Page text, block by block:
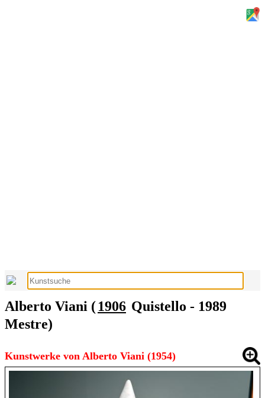
Alberto Viani (1906 Quistello - 1989
Mestre)
Kunstwerke von Alberto Viani (1954)